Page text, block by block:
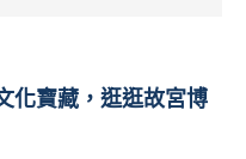
化寶藏，逛逛故宮博